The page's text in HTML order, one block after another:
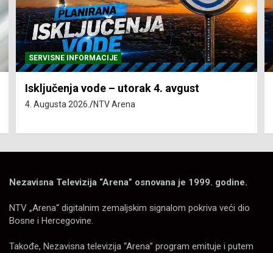
SERVISNE INFORMACIJE
Isključenja vode – utorak 4. avgust
4. Augusta 2026. NTV Arena
Nezavisna Televizija “Arena” osnovana je 1999. godine.
NTV „Arena“ digitalnim zemaljskim signalom pokriva veći dio
Bosne i Hercegovine.
Takođe, Nezavisna televizija “Arena” program emituje i putem